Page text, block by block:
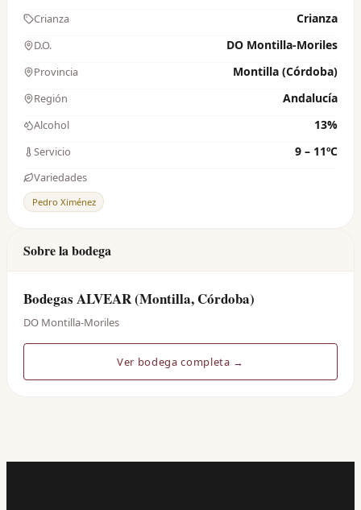
Crianza Crianza
D.O. DO Montilla-Moriles
Provincia Montilla (Córdoba)
Región Andalucía
Alcohol 13%
Servicio 9 – 11ºC
Variedades
Pedro Ximénez
Sobre la bodega
Bodegas ALVEAR (Montilla, Córdoba)
DO Montilla-Moriles
Ver bodega completa →